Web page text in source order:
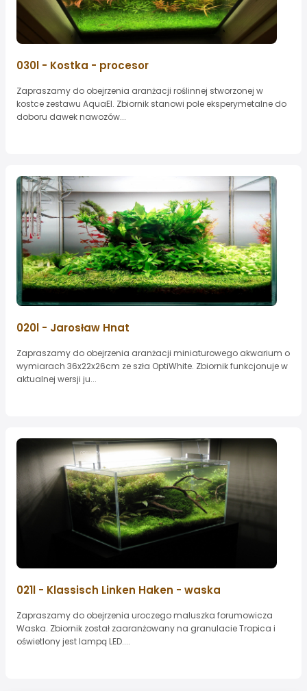
030l - Kostka - procesor
Zapraszamy do obejrzenia aranżacji roślinnej stworzonej w
kostce zestawu AquaEl. Zbiornik stanowi pole eksperymetalne do
doboru dawek nawozów...
020l - Jarosław Hnat
Zapraszamy do obejrzenia aranżacji miniaturowego akwarium o
wymiarach 36x22x26cm ze szła OptiWhite. Zbiornik funkcjonuje w
aktualnej wersji ju...
021l - Klassisch Linken Haken - waska
Zapraszamy do obejrzenia uroczego maluszka forumowicza
Waska. Zbiornik został zaaranżowany na granulacie Tropica i
oświetlony jest lampą LED....